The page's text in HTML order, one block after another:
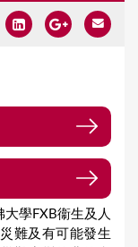
學FXB衞生及人
難及有可能發生